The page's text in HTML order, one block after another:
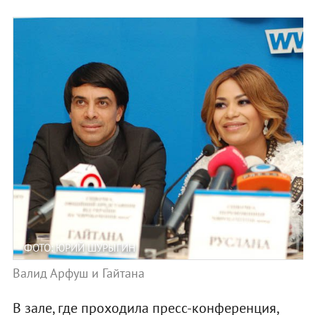
ФОТО: ЮРИЙ ШУРЫГИН
Валид Арфуш и Гайтана
В зале, где проходила пресс-конференция,